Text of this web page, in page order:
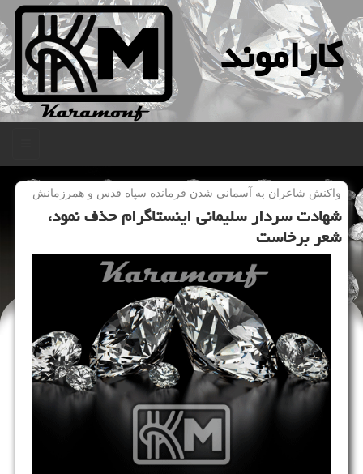
كاراموند
واكنش شاعران به آسمانی شدن فرمانده سپاه قدس و همرزمانش
شهادت سردار سلیمانی اینستاگرام حذف نمود،
شعر برخاست